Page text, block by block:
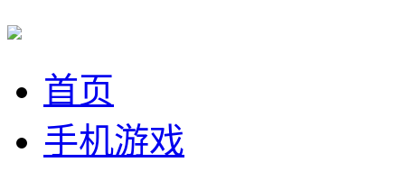
首页
手机游戏